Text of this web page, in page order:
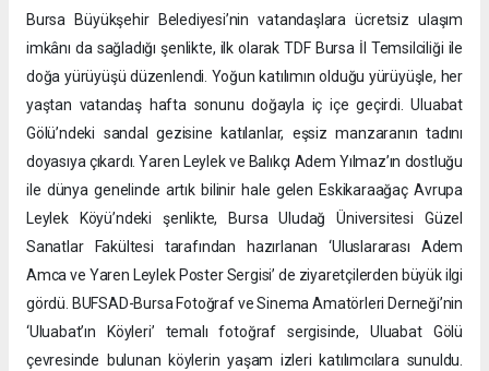
Bursa Büyükşehir Belediyesi’nin vatandaşlara ücretsiz ulaşım
imkânı da sağladığı şenlikte, ilk olarak TDF Bursa İl Temsilciliği ile
doğa yürüyüşü düzenlendi. Yoğun katılımın olduğu yürüyüşle, her
yaştan vatandaş hafta sonunu doğayla iç içe geçirdi. Uluabat
Gölü’ndeki sandal gezisine katılanlar, eşsiz manzaranın tadını
doyasıya çıkardı. Yaren Leylek ve Balıkçı Adem Yılmaz’ın dostluğu
ile dünya genelinde artık bilinir hale gelen Eskikaraağaç Avrupa
Leylek Köyü’ndeki şenlikte, Bursa Uludağ Üniversitesi Güzel
Sanatlar Fakültesi tarafından hazırlanan ‘Uluslararası Adem
Amca ve Yaren Leylek Poster Sergisi’ de ziyaretçilerden büyük ilgi
gördü. BUFSAD-Bursa Fotoğraf ve Sinema Amatörleri Derneği’nin
‘Uluabat’ın Köyleri’ temalı fotoğraf sergisinde, Uluabat Gölü
çevresinde bulunan köylerin yaşam izleri katılımcılara sunuldu.